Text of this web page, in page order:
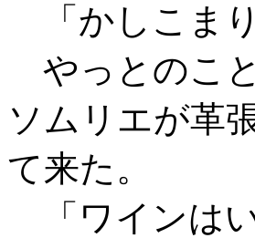
「かしこま
やっとのこ
ソムリエが革
て来た。
「ワインは